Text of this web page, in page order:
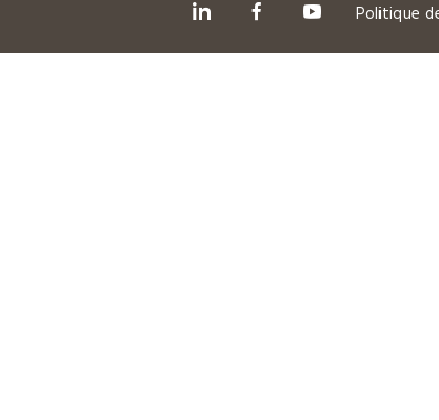
Politique